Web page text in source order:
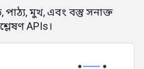
মুখ, এবং বস্তু সনাক্ত
APIs।